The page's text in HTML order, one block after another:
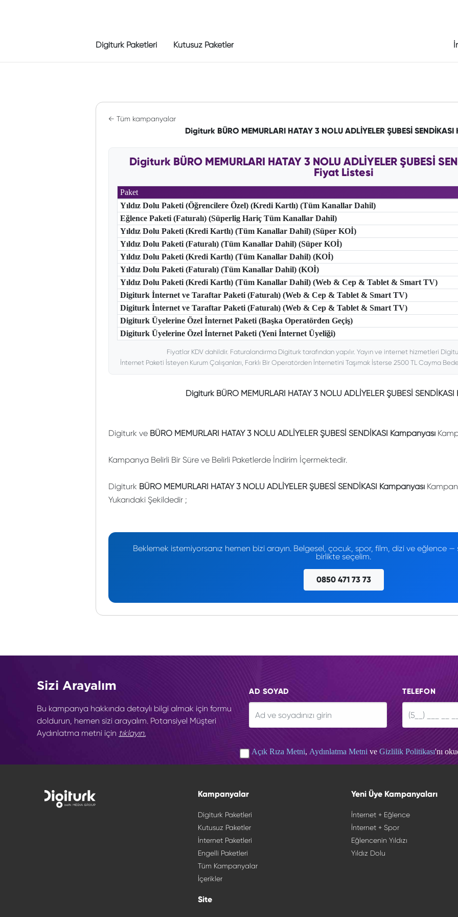
Digiturk Paketleri Kutusuz Paketler
← Tüm kampanyalar
Digiturk BÜRO MEMURLARI HATAY 3 NOLU ADLİYELER ŞUBESİ
Digiturk BÜRO MEMURLARI HATAY 3 NOLU ADLİYELER ŞUBESİ
Fiyat Listesi
Paket
Yıldız Dolu Paketi (Öğrencilere Özel) (Kredi Kartlı) (Tüm Kanallar Dahil)
Eğlence Paketi (Faturalı) (Süperlig Hariç Tüm Kanallar Dahil)
Yıldız Dolu Paketi (Kredi Kartlı) (Tüm Kanallar Dahil) (Süper KOİ)
Yıldız Dolu Paketi (Faturalı) (Tüm Kanallar Dahil) (Süper KOİ)
Yıldız Dolu Paketi (Kredi Kartlı) (Tüm Kanallar Dahil) (KOİ)
Yıldız Dolu Paketi (Faturalı) (Tüm Kanallar Dahil) (KOİ)
Yıldız Dolu Paketi (Kredi Kartlı) (Tüm Kanallar Dahil) (Web & Cep & Tablet & Smart TV)
Digiturk İnternet ve Taraftar Paketi (Faturalı) (Web & Cep & Tablet & Smart TV)
Digiturk İnternet ve Taraftar Paketi (Faturalı) (Web & Cep & Tablet & Smart TV)
Digiturk Üyelerine Özel İnternet Paketi (Başka Operatörden Geçiş)
Digiturk Üyelerine Özel İnternet Paketi (Yeni İnternet Üyeliği)
Fiyatlar KDV dahildir. Faturalandırma Digiturk tarafından yapılır. Yayın ve internet hizmetleri
İnternet Paketi İsteyen Kurum Çalışanları, Farklı Bir Operatörden İnternetini Taşımak İsterse 2500 TL Cayma
Digiturk BÜRO MEMURLARI HATAY 3 NOLU ADLİYELER ŞUBESİ
Digiturk ve BÜRO MEMURLARI HATAY 3 NOLU ADLİYELER ŞUBESİ SENDİKASI Kampanyası
Kampanya Belirli Bir Süre ve Belirli Paketlerde İndirim İçermektedir.
Digiturk BÜRO MEMURLARI HATAY 3 NOLU ADLİYELER ŞUBESİ SENDİKASI Kampanyası
Yukarıdaki Şekildedir ;
Beklemek istemiyorsanız hemen bizi arayın. Belgesel, çocuk, spor, film, dizi ve eğlence
birlikte seçelim.
0850 471 73 73
Sizi Arayalım
Bu kampanya hakkında detaylı bilgi almak için formu
doldurun, hemen sizi arayalım. Potansiyel Müşteri
Aydınlatma metni için tıklayın.
AD SOYAD TELEFON
Açık Rıza Metni, Aydınlatma Metni ve Gizlilik Politikası'nı
Kampanyalar
Digiturk Paketleri
Kutusuz Paketler
İnternet Paketleri
Engelli Paketleri
Tüm Kampanyalar
İçerikler
Site
Yeni Üye Kampanyaları
İnternet + Eğlence
İnternet + Spor
Eğlencenin Yıldızı
Yıldız Dolu